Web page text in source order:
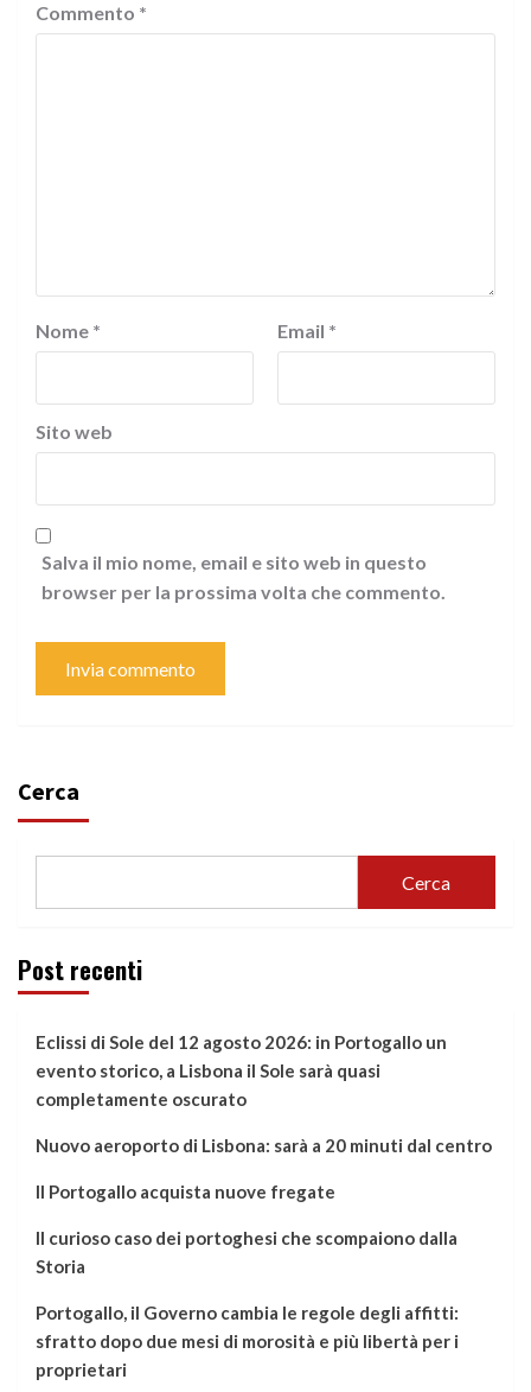
Commento *
Nome * Email *
Sito web
Salva il mio nome, email e sito web in questo
browser per la prossima volta che commento.
Cerca
Cerca
Post recenti
Eclissi di Sole del 12 agosto 2026: in Portogallo un
evento storico, a Lisbona il Sole sarà quasi
completamente oscurato
Nuovo aeroporto di Lisbona: sarà a 20 minuti dal centro
Il Portogallo acquista nuove fregate
Il curioso caso dei portoghesi che scompaiono dalla
Storia
Portogallo, il Governo cambia le regole degli affitti:
sfratto dopo due mesi di morosità e più libertà per i
proprietari